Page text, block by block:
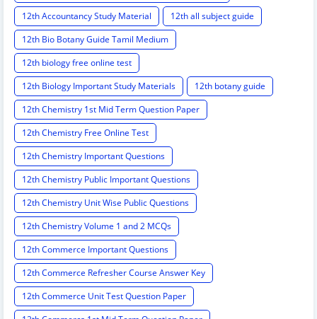
12th Accountancy Study Material
12th all subject guide
12th Bio Botany Guide Tamil Medium
12th biology free online test
12th Biology Important Study Materials
12th botany guide
12th Chemistry 1st Mid Term Question Paper
12th Chemistry Free Online Test
12th Chemistry Important Questions
12th Chemistry Public Important Questions
12th Chemistry Unit Wise Public Questions
12th Chemistry Volume 1 and 2 MCQs
12th Commerce Important Questions
12th Commerce Refresher Course Answer Key
12th Commerce Unit Test Question Paper